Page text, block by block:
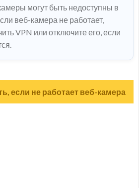
могут быть недоступны в
веб-камера не работает,
VPN или отключите его, если
если не работает веб-камера